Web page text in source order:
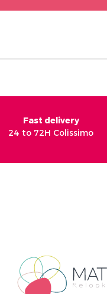
Fast delivery
24 to 72H Colissimo